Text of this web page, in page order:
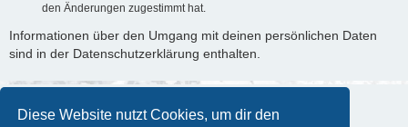
Diese Website nutzt Cookies, um dir den
den Änderungen zugestimmt hat.
Informationen über den Umgang mit deinen persönlichen Daten
sind in der Datenschutzerklärung enthalten.